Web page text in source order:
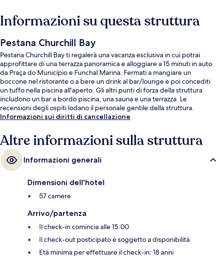
Informazioni su questa struttura
Pestana Churchill Bay
Pestana Churchill Bay ti regalerà una vacanza esclusiva in cui potrai
approfittare di una terrazza panoramica e alloggiare a 15 minuti in auto
da Praça do Município e Funchal Marina. Fermati a mangiare un
boccone nel ristorante o a bere un drink al bar/lounge e poi concediti
un tuffo nella piscina all'aperto. Gli altri punti di forza della struttura
includono un bar a bordo piscina, una sauna e una terrazza. Le
recensioni degli ospiti lodano il personale gentile della struttura.
Informazioni sui diritti di cancellazione
Altre informazioni sulla struttura
Informazioni generali
Dimensioni dell'hotel
57 camere
Arrivo/partenza
Il check-in comincia alle 15:00
Il check-out posticipato è soggetto a disponibilità
Età minima per effettuare il check-in: 18 anni